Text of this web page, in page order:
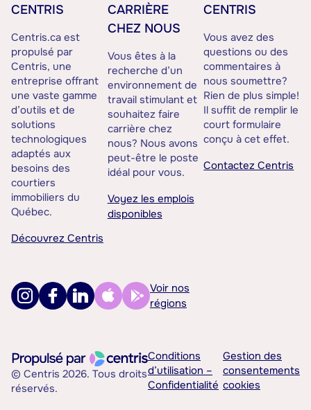
CENTRIS
Centris.ca est
propulsé par
Centris, une
entreprise offrant
une vaste gamme
d’outils et de
solutions
technologiques
adaptés aux
besoins des
courtiers
immobiliers du
Québec.
Découvrez Centris
CARRIÈRE
CHEZ NOUS
Vous êtes à la
recherche d’un
environnement de
travail stimulant et
souhaitez faire
carrière chez
nous? Nous avons
peut-être le poste
idéal pour vous.
Voyez les emplois
disponibles
CENTRIS
Vous avez des
questions ou des
commentaires à
nous soumettre?
Rien de plus simple!
Il suffit de remplir le
court formulaire
conçu à cet effet.
Contactez Centris
Voir nos
régions
© Centris 2026. Tous droits
réservés.
Conditions
d’utilisation –
Confidentialité
Gestion des
consentements
cookies